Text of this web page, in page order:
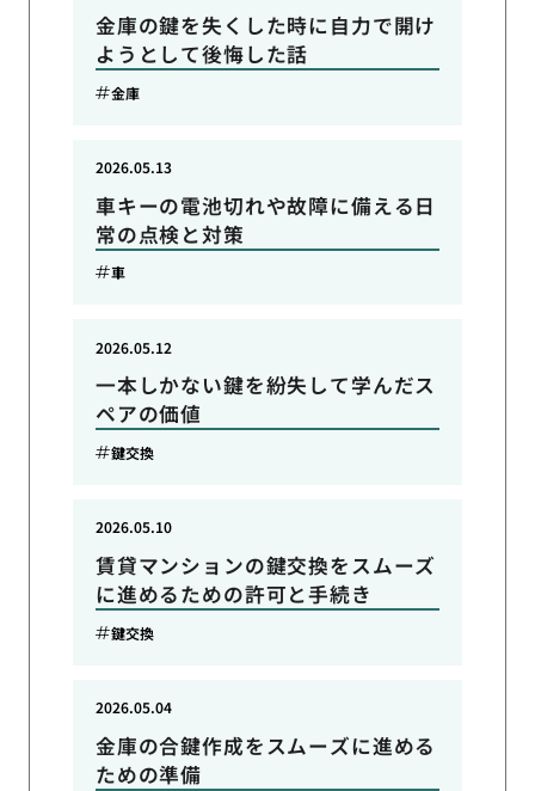
金庫の鍵を失くした時に自力で開け
ようとして後悔した話
金庫
車キーの電池切れや故障に備える日
常の点検と対策
2026.05.13
車
一本しかない鍵を紛失して学んだス
ペアの価値
2026.05.12
鍵交換
賃貸マンションの鍵交換をスムーズ
に進めるための許可と手続き
2026.05.10
鍵交換
金庫の合鍵作成をスムーズに進める
ための準備
2026.05.04